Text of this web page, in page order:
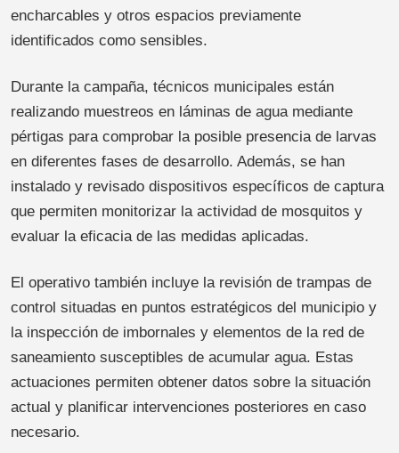
encharcables y otros espacios previamente
identificados como sensibles.
Durante la campaña, técnicos municipales están
realizando muestreos en láminas de agua mediante
pértigas para comprobar la posible presencia de larvas
en diferentes fases de desarrollo. Además, se han
instalado y revisado dispositivos específicos de captura
que permiten monitorizar la actividad de mosquitos y
evaluar la eficacia de las medidas aplicadas.
El operativo también incluye la revisión de trampas de
control situadas en puntos estratégicos del municipio y
la inspección de imbornales y elementos de la red de
saneamiento susceptibles de acumular agua. Estas
actuaciones permiten obtener datos sobre la situación
actual y planificar intervenciones posteriores en caso
necesario.